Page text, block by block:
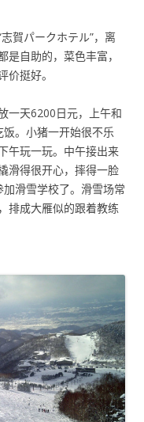
賀パークホテル”，离
自助的，菜色丰富，
挺好。
一天6200日元，上午和
。小猪一开始很不乐
午玩一玩。中午接出来
滑得很开心，摔得一脸
滑雪学校了。滑雪场常
排成大雁似的跟着教练